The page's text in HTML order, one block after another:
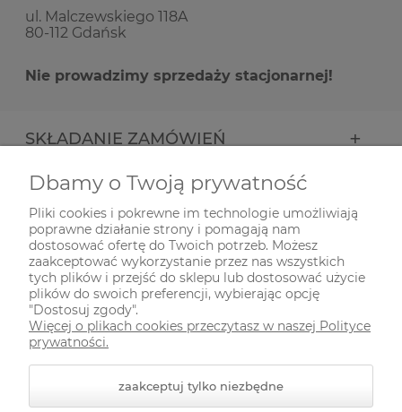
ul. Malczewskiego 118A
80-112 Gdańsk
Nie prowadzimy sprzedaży stacjonarnej!
SKŁADANIE ZAMÓWIEŃ
INFORMACJE
ODWIEDŹ NAS NA
Dbamy o Twoją prywatność
Pliki cookies i pokrewne im technologie umożliwiają
poprawne działanie strony i pomagają nam
dostosować ofertę do Twoich potrzeb. Możesz
zaakceptować wykorzystanie przez nas wszystkich
tych plików i przejść do sklepu lub dostosować użycie
plików do swoich preferencji, wybierając opcję
"Dostosuj zgody".
Więcej o plikach cookies przeczytasz w naszej Polityce
prywatności.
zaakceptuj tylko niezbędne